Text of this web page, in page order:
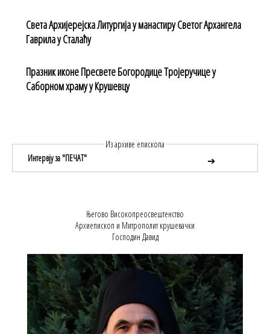
Света Архијерејска Литургија у манастиру Светог Архангела
Гаврила у Сталаћу
Празник иконе Пресвете Богородице Тројеручице у
Саборном храму у Крушевцу
Из архиве епископа
Интервју за "ПЕЧАТ"
➔
Његово Високопреосвештенство
Архиепископ и Митрополит крушевачки
Господин Давид